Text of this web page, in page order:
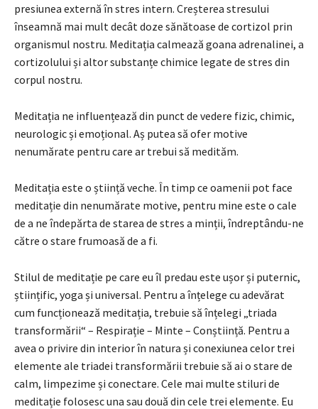
presiunea externă în stres intern. Creșterea stresului
înseamnă mai mult decât doze sănătoase de cortizol prin
organismul nostru. Meditația calmează goana adrenalinei, a
cortizolului și altor substanțe chimice legate de stres din
corpul nostru.
Meditația ne influențează din punct de vedere fizic, chimic,
neurologic și emoțional. Aș putea să ofer motive
nenumărate pentru care ar trebui să medităm.
Meditația este o știință veche. În timp ce oamenii pot face
meditație din nenumărate motive, pentru mine este o cale
de a ne îndepărta de starea de stres a minții, îndreptându-ne
către o stare frumoasă de a fi.
Stilul de meditație pe care eu îl predau este ușor și puternic,
științific, yoga și universal. Pentru a înțelege cu adevărat
cum funcționează meditația, trebuie să înțelegi „triada
transformării“ – Respirație – Minte – Conștiință. Pentru a
avea o privire din interior în natura și conexiunea celor trei
elemente ale triadei transformării trebuie să ai o stare de
calm, limpezime și conectare. Cele mai multe stiluri de
meditație folosesc una sau două din cele trei elemente. Eu